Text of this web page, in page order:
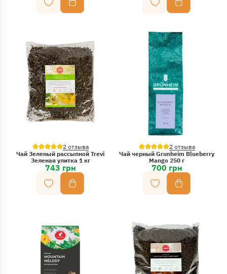
2 отзыва
Чай Зеленый рассыпной Trevi
Зеленая улитка 1 кг
743 грн
2 отзыва
Чай черный Grunheim Blueberry
Mango 250 г
700 грн